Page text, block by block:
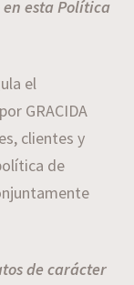
esta Política
el
GRACIDA
clientes y
de
de carácter